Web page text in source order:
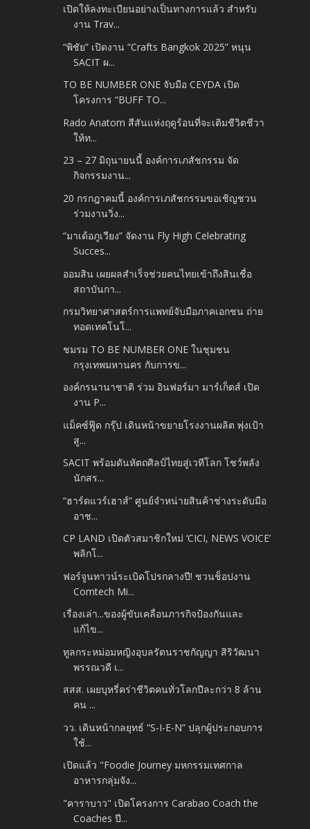
เปิดให้ลงทะเบียนอย่างเป็นทางการแล้ว สำหรับ
งาน Trav...
“พิชัย” เปิดงาน “Crafts Bangkok 2025” หนุน
SACIT ผ...
TO BE NUMBER ONE จับมือ CEYDA เปิด
โครงการ “BUFF TO...
Rado Anatom สีสันแห่งฤดูร้อนที่จะเติมชีวิตชีวา
ให้ท...
23 – 27 มิถุนายนนี้ องค์การเภสัชกรรม จัด
กิจกรรมงาน...
20 กรกฎาคมนี้ องค์การเภสัชกรรมขอเชิญชวน
ร่วมงานวิ่ง...
“มาเด้อภูเวียง” จัดงาน Fly High Celebrating
Succes...
ออมสิน เผยผลสำเร็จช่วยคนไทยเข้าถึงสินเชื่อ
สถาบันกา...
กรมวิทยาศาสตร์การแพทย์จับมือภาคเอกชน ถ่าย
ทอดเทคโนโ...
ชมรม TO BE NUMBER ONE ในชุมชน
กรุงเทพมหานคร กับการข...
องค์กรนานาชาติ ร่วม อินฟอร์มา มาร์เก็ตส์ เปิด
งาน P...
แม็คซ์ฟู๊ด กรุ๊ป เดินหน้าขยายโรงงานผลิต พุ่งเป้า
สู...
SACIT พร้อมดันหัตถศิลป์ไทยสู่เวทีโลก โชว์พลัง
นักสร...
“ฮาร์ดแวร์เฮาส์” ศูนย์จำหน่ายสินค้าช่างระดับมือ
อาช...
CP LAND เปิดตัวสมาชิกใหม่ ‘CICI, NEWS VOICE’
พลิกโ...
ฟอร์จูนทาวน์ระเบิดโปรกลางปี! ชวนช็อปงาน
Comtech Mi...
เรื่องเล่า...ของผู้ขับเคลื่อนภารกิจป้องกันและ
แก้ไข...
ทูลกระหม่อมหญิงอุบลรัตนราชกัญญา สิริวัฒนา
พรรณวดี เ...
สสส. เผยบุหรี่คร่าชีวิตคนทั่วโลกปีละกว่า 8 ล้าน
คน ...
วว. เดินหน้ากลยุทธ์ “S-I-E-N” ปลุกผู้ประกอบการ
ใช้...
เปิดแล้ว "Foodie Journey มหกรรมเทศกาล
อาหารกลุ่มจัง...
"คาราบาว" เปิดโครงการ Carabao Coach the
Coaches ปี...